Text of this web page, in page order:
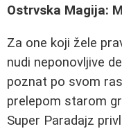
Ostrvska Magija:
Za one koji žele
nudi neponovljive
poznat po svom
prelepom starom
Super Paradajz